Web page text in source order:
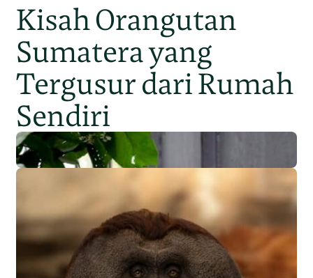
Kisah Orangutan
Sumatera yang
Tergusur dari Rumah
Sendiri